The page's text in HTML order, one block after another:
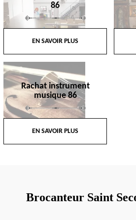
86
EN SAVOIR PLUS
Rachat instrument
musique 86
EN SAVOIR PLUS
Brocanteur Saint